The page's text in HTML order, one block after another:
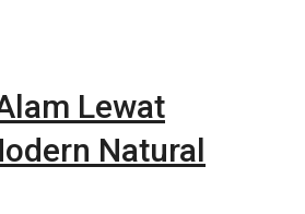
Lewat
Natural